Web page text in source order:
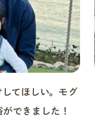
てほしい。モグ
できました！